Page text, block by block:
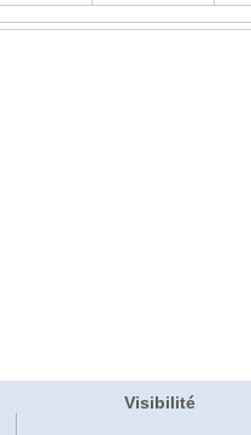
Visibilité